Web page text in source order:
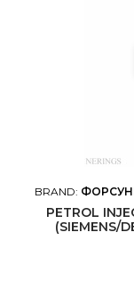
BRAND:
PETROL
(SIEMENS/